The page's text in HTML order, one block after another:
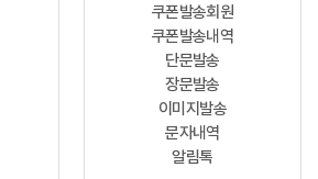
쿠폰발송회원
쿠폰발송내역
단문발송
장문발송
이미지발송
문자내역
알림톡